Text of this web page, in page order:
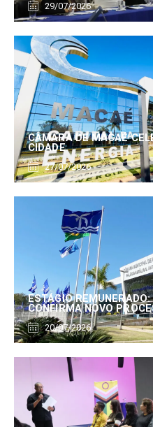
29/07/2026
CÂMARA DE MACAÉ
CIDADE
27/07/2026
ESTÁGIO
CONFIRMA NOVO
20/07/2026